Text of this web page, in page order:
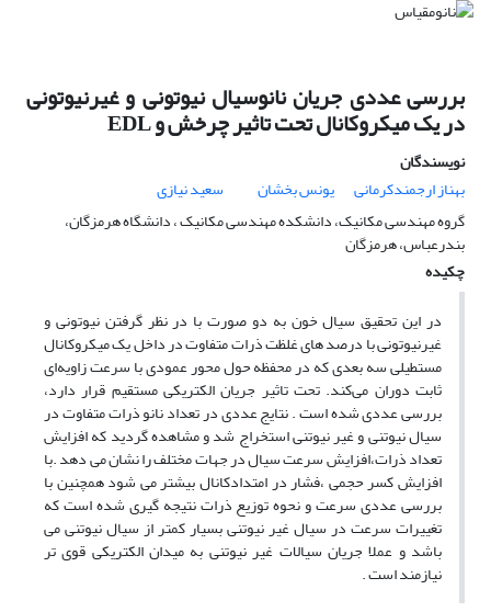
بررسی عددی جریان نانوسیال نیوتونی و غیرنیوتونی
در یک میکروکانال تحت تاثیر چرخش و EDL
نویسندگان
بهناز ارجمندکرمانی
یونس بخشان
سعید نیازی
گروه مهندسی مکانیک، دانشکده مهندسی مکانیک ، دانشگاه هرمزگان،
بندرعباس، هرمزگان
چکیده
در این تحقیق سیال خون به دو صورت با در نظر گرفتن نیوتونی و
غیرنیوتونی با درصد های غلظت ذرات متفاوت در داخل یک میکروکانال
مستطیلی سه بعدی که در محفظه حول محور عمودی با سرعت زاویه‌ای
ثابت دوران می‌کند. تحت تاثیر جریان الکتریکی مستقیم قرار دارد،
بررسی عددی شده است . نتایج عددی در تعداد نانو ذرات متفاوت در
سیال نیوتنی و غیر نیوتنی استخراج شد و مشاهده گردید که افزایش
تعداد ذرات،افزایش سرعت سیال در جهات مختلف را نشان می دهد .با
افزایش کسر حجمی ،فشار در امتدادکانال بیشتر می شود همچنین با
بررسی عددی سرعت و نحوه توزیع ذرات نتیجه گیری شده است که
تغییرات سرعت در سیال غیر نیوتنی بسیار کمتر از سیال نیوتنی می
باشد و عملا جریان سیالات غیر نیوتنی به میدان الکتریکی قوی تر
نیازمند است .